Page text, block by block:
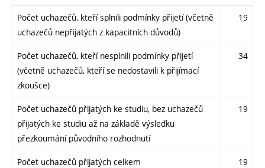
Počet uchazečů, kteří splnili podmínky přijetí (včetně
uchazečů nepřijatých z kapacitních důvodů)
19
Počet uchazečů, kteří nesplnili podmínky přijetí
(včetně uchazečů, kteří se nedostavili k přijímací
zkoušce)
34
Počet uchazečů přijatých ke studiu, bez uchazečů
přijatých ke studiu až na základě výsledku
přezkoumání původního rozhodnutí
19
Počet uchazečů přijatých celkem 19